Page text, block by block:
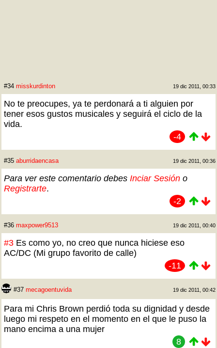
#34 misskurdinton 19 dic 2011, 00:33
No te preocupes, ya te perdonará a ti alguien por
tener esos gustos musicales y seguirá el ciclo de la
vida.
-4
#35 aburridaencasa 19 dic 2011, 00:36
Para ver este comentario debes Inciar Sesión o
Registrarte.
-2
#36 maxpower9513 19 dic 2011, 00:40
#3 Es como yo, no creo que nunca hiciese eso
AC/DC (Mi grupo favorito de calle)
-11
#37 mecagoentuvida 19 dic 2011, 00:42
Para mi Chris Brown perdió toda su dignidad y desde
luego mi respeto en el momento en el que le puso la
mano encima a una mujer
8